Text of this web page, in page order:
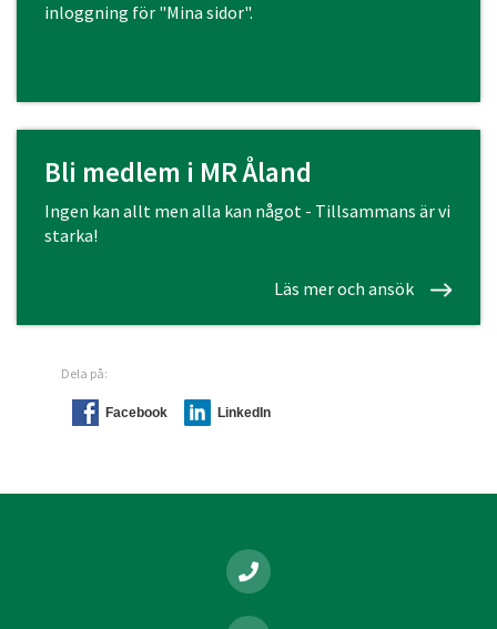
inloggning för "Mina sidor".
Bli medlem i MR Åland
Ingen kan allt men alla kan något - Tillsammans är vi
starka!
Läs mer och ansök
Dela på:
Facebook LinkedIn